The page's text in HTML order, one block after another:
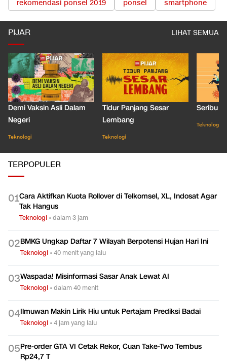
rekomendasi ponsel 2019 ponsel smartphone
PIJAR LIHAT SEMUA
Demi Vaksin Asli Dalam
Negeri
Teknologi
Tidur Panjang Sesar
Lembang
Teknologi
Seribu
Teknologi
TERPOPULER
01Cara Aktifkan Kuota Rollover di Telkomsel, XL, Indosat Agar
Tak Hangus
Teknologi •dalam 3 jam
02BMKG Ungkap Daftar 7 Wilayah Berpotensi Hujan Hari Ini
Teknologi •40 menit yang lalu
03Waspada! Misinformasi Sasar Anak Lewat AI
Teknologi •dalam 40 menit
04Ilmuwan Makin Lirik Hiu untuk Pertajam Prediksi Badai
Teknologi •4 jam yang lalu
05Pre-order GTA VI Cetak Rekor, Cuan Take-Two Tembus
Rp24,7 T